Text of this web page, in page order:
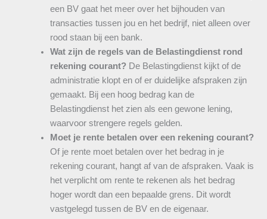
een BV gaat het meer over het bijhouden van
transacties tussen jou en het bedrijf, niet alleen over
rood staan bij een bank.
Wat zijn de regels van de Belastingdienst rond
rekening courant?De Belastingdienst kijkt of de
administratie klopt en of er duidelijke afspraken zijn
gemaakt. Bij een hoog bedrag kan de
Belastingdienst het zien als een gewone lening,
waarvoor strengere regels gelden.
Moet je rente betalen over een rekening courant?
Of je rente moet betalen over het bedrag in je
rekening courant, hangt af van de afspraken. Vaak is
het verplicht om rente te rekenen als het bedrag
hoger wordt dan een bepaalde grens. Dit wordt
vastgelegd tussen de BV en de eigenaar.